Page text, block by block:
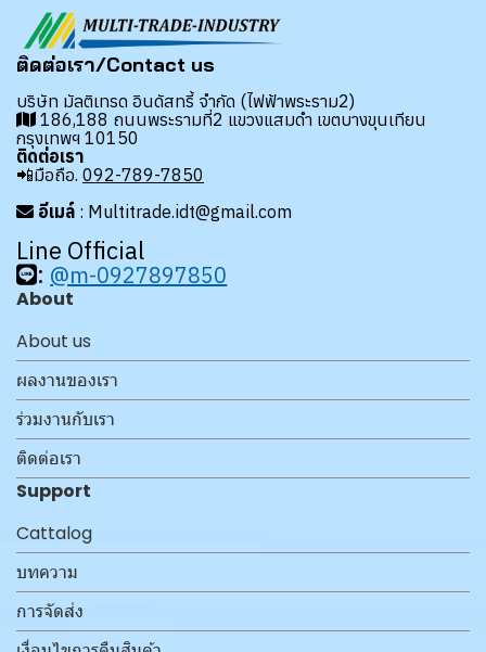
ติดต่อเรา/Contact us
บริษัท มัลติเทรด อินดัสทรี้ จำกัด (ไฟฟ้าพระราม2)
186,188 ถนนพระรามที่2 แขวงแสมดำ เขตบางขุนเทียน
กรุงเทพฯ 10150
ติดต่อเรา
📲มือถือ. 092-789-7850
อีเมล์ : Multitrade.idt@gmail.com
Line Official
: @m-0927897850
About
About us
ผลงานของเรา
ร่วมงานกับเรา
ติดต่อเรา
Support
Cattalog
บทความ
การจัดส่ง